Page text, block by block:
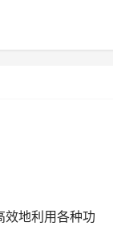
效地利用各种功